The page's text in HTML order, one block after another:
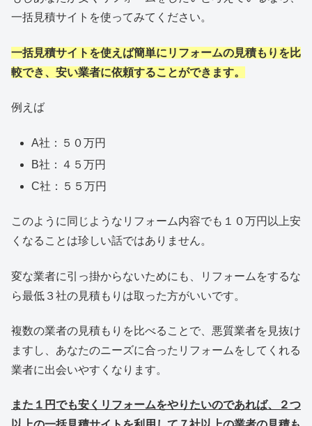
一括見積サイトを使ってみてください。
一括見積サイトを使えば簡単にリフォームの見積もりを比
較でき、安い業者に依頼することができます。
例えば
A社：５０万円
B社：４５万円
C社：５５万円
このように同じようなリフォーム内容でも１０万円以上安
くなることは珍しい話ではありません。
変な業者に引っ掛からないためにも、リフォームをするな
ら最低３社の見積もりは取った方がいいです。
複数の業者の見積もりを比べることで、悪質業者を見抜け
ますし、あなたのニーズに合ったリフォームをしてくれる
業者に出会いやすくなります。
また１円でも安くリフォームをやりたいのであれば、２つ